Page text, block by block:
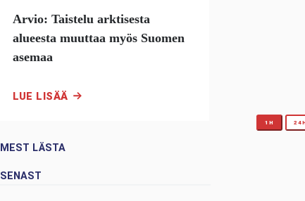
Arvio: Taistelu arktisesta
alueesta muuttaa myös Suomen
asemaa
LUE LISÄÄ
MEST LÄSTA
1H
SENAST